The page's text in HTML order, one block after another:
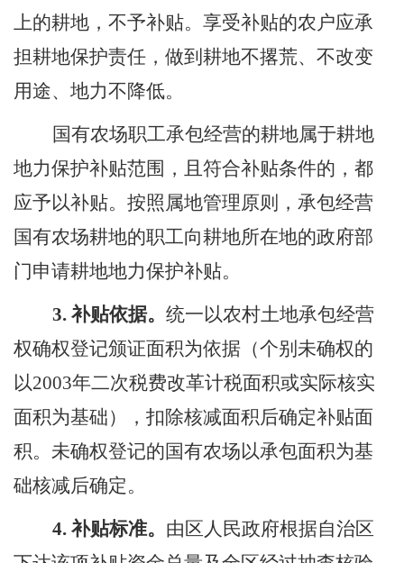
上的耕地 ，不予补贴。享受补贴的农户应承
担耕地保护责任，做到耕地不撂荒、不改变
用途、地力不降低。
国有农场职工承包经营的耕地属于耕地
地力保护补贴范围，且符合补贴条件的，都
应予以补贴。按照属地管理原则，承包经营
国有农场耕地的职工向耕地所在地的政府部
门申请耕地地力保护补贴。
3. 补贴依据。 统一以农村土地承包经营
权确权登记颁证面积为依据（个别未确权的
以2003年二次税费改革计税面积或实际核实
面积为基础），扣除核减面积后确定补贴面
积。未确权登记的国有农场以承包面积为基
础核减后确定。
4. 补贴标准。 由区人民政府根据自治区